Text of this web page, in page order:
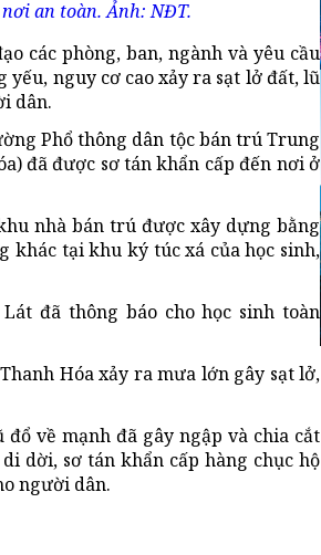
an toàn. Ảnh: NĐT.
các phòng, ban, ngành và yêu cầu
nguy cơ cao xảy ra sạt lở đất, lũ
dân.
Phổ thông dân tộc bán trú Trung
đã được sơ tán khẩn cấp đến nơi ở
nhà bán trú được xây dựng bằng
khác tại khu ký túc xá của học sinh,
đã thông báo cho học sinh toàn
Hóa xảy ra mưa lớn gây sạt lở,
về mạnh đã gây ngập và chia cắt
dời, sơ tán khẩn cấp hàng chục hộ
người dân.